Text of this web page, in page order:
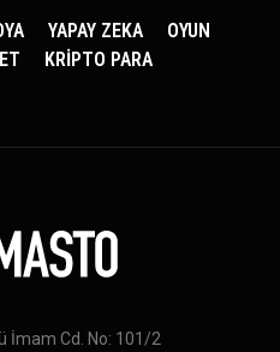
YAPAY ZEKA
OYUN
KRİPTO PARA
İmam Cd. No: 101/2